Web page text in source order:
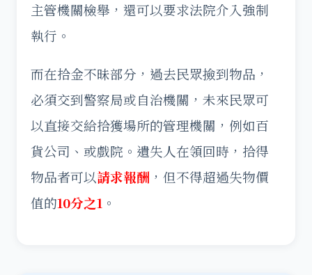
主管機關檢舉，還可以要求法院介入強制
執行。
而在拾金不昧部分，過去民眾撿到物品，
必須交到警察局或自治機關，未來民眾可
以直接交給拾獲場所的管理機關，例如百
貨公司、或戲院。遺失人在領回時，拾得
物品者可以請求報酬 ，但不得超過失物價
值的10分之1 。